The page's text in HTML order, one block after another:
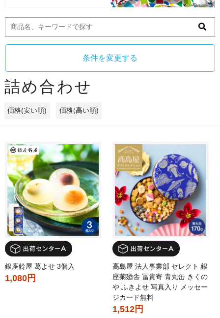
条件を変更する
詰め合わせ
価格(安い順) 価格(高い順)
銀座鈴屋 葛よせ 3個入
1,080円
高島屋 法人事業部 セレクト 銀
座菊廼舎 冨貴寄 青丸缶 きくの
や ふきよせ 写真入り メッセー
ジカード無料
1,512円